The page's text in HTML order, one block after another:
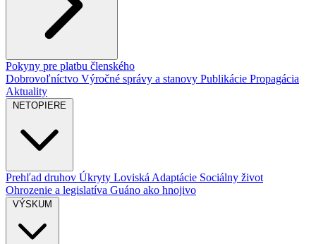
Pokyny pre platbu členského
Dobrovoľníctvo Výročné správy a stanovy Publikácie Propagácia
Aktuality
NETOPIERE
Prehľad druhov Úkryty Loviská Adaptácie Sociálny život
Ohrozenie a legislatíva Guáno ako hnojivo
VÝSKUM